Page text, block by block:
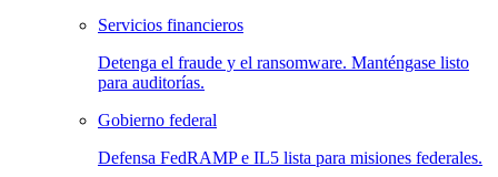
Servicios financieros
Detenga el fraude y el ransomware. Manténgase listo
para auditorías.
Gobierno federal
Defensa FedRAMP e IL5 lista para misiones federales.